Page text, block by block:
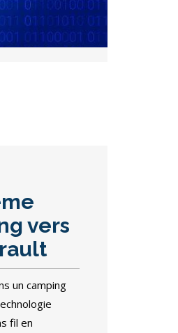
vers
un camping
fil en